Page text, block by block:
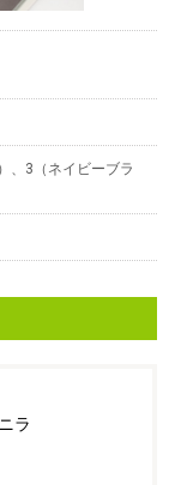
、3（ネイビーブラ
ラ